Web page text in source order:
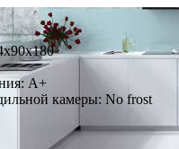
A+
камеры: No frost